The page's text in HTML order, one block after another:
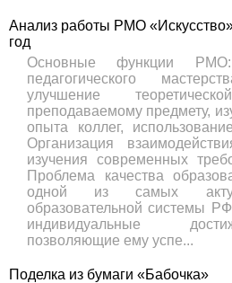
Анализ работы РМО
год
Основные функции РМО:
педагогического
улучшение
преподаваемому предмету,
опыта коллег,
Организация
изучения современных
Проблема качества
одной из самых
образовательной системы
индивидуальные
позволяющие ему успе...
Поделка из бумаги «Бабочка»